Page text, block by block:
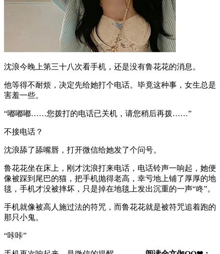
沈浪今晚上第三十八次看手机，还是没有鲁花花的消息。
他等得不耐烦，决定先给她打个电话。毕竟这种事，女生总是
害羞一些。
“嘟嘟嘟……您拨打的电话已关机，请您稍后再拨……”
不接电话？
沈浪舔了舔嘴唇，打开微信给她发了个问号。
鲁花花坐在床上，刚才沈浪打来电话，电话铃声一响起，她便
像被踩到尾巴的猫，把手机抛得老高，幸亏地上铺了厚厚的地
毯，手机才没被摔坏，只是掉在地毯上发出沉重的一声“咚”。
手机就像被高人施过法的符咒，而鲁花花就是被符咒追着跑的
那只小鬼。
“咔咔”